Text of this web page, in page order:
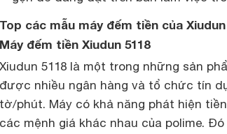
Top các mẫu máy đếm tiền của
Máy đếm tiền Xiudun 5118
Xiudun 5118 là một trong những sản
được nhiều ngân hàng và tổ chức tín
tờ/phút. Máy có khả năng phát hiện
các mệnh giá khác nhau của polime.